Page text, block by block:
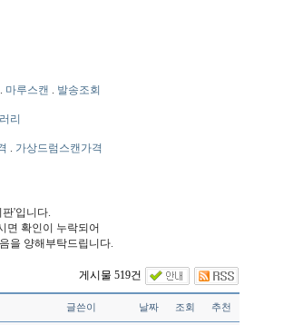
. 마루스캔 . 발송조회
리
. 가상드럼스캔가격
'입니다.
면 확인이 누락되어
을 양해부탁드립니다.
게시물 519건
글쓴이 날짜 조회 추천